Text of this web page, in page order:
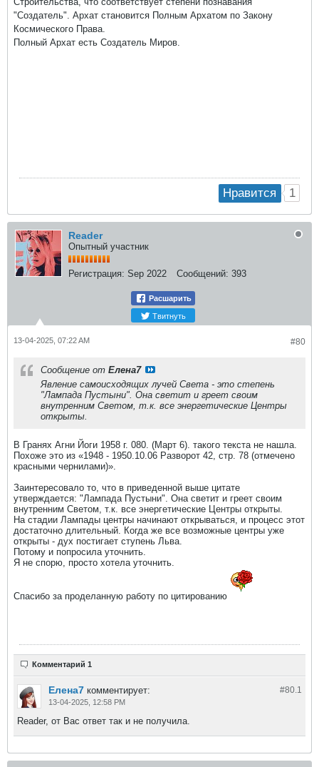
"Создатель". Архат становится Полным Архатом по Закону
Космического Права.
Полный Архат есть Создатель Миров.
Нравится 1
Reader
Опытный участник
Регистрация: Sep 2022 Сообщений: 393
Расшарить
Твитнуть
#80
13-04-2025, 07:22 AM
Сообщение от Елена7
Явление самоисходящих лучей Света - это степень
"Лампада Пустыни". Она светит и греет своим
внутренним Светом, т.к. все энергетические Центры
открыты.​
В Гранях Агни Йоги 1958 г. 080. (Март 6). такого текста не нашла.
Похоже это из «1948 - 1950.10.06 Разворот 42, стр. 78 (отмечено
красными чернилами)».
Заинтересовало то, что в приведенной выше цитате
утверждается: "Лампада Пустыни". Она светит и греет своим
внутренним Светом, т.к. все энергетические Центры открыты.
На стадии Лампады центры начинают открываться, и процесс этот
достаточно длительный. Когда же все возможные центры уже
открыты - дух постигает ступень Льва.
Потому и попросила уточнить.
Я не спорю, просто хотела уточнить.
Спасибо за проделанную работу по цитированию
Комментарий 1
#80. 1
Елена7 комментирует:
13-04-2025, 12:58 PM
Reader, от Вас ответ так и не получила.